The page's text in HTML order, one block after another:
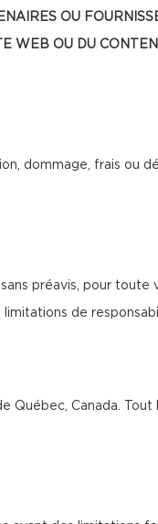
OU
WEB OU DU
dommage, frais ou
préavis, pour
de
Québec, Canada.